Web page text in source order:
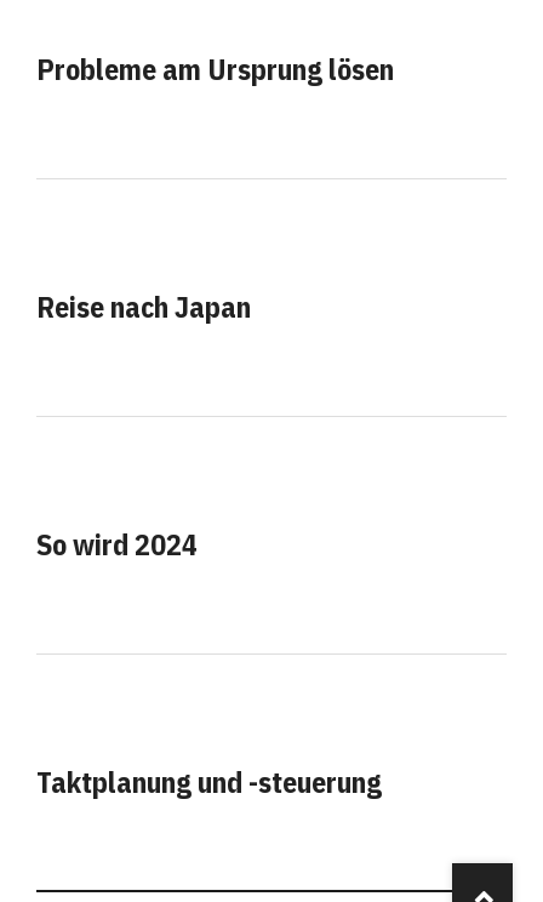
Probleme am Ursprung lösen
Reise nach Japan
So wird 2024
Taktplanung und -steuerung